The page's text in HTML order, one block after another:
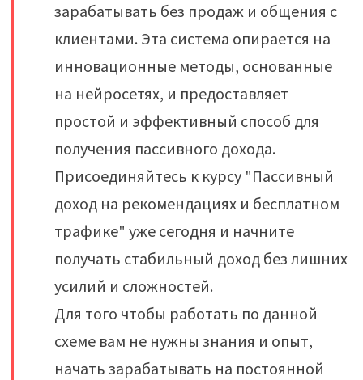
зарабатывать без продаж и общения с
клиентами. Эта система опирается на
инновационные методы, основанные
на нейросетях, и предоставляет
простой и эффективный способ для
получения пассивного дохода.
Присоединяйтесь к курсу "Пассивный
доход на рекомендациях и бесплатном
трафике" уже сегодня и начните
получать стабильный доход без лишних
усилий и сложностей.
Для того чтобы работать по данной
схеме вам не нужны знания и опыт,
начать зарабатывать на постоянной